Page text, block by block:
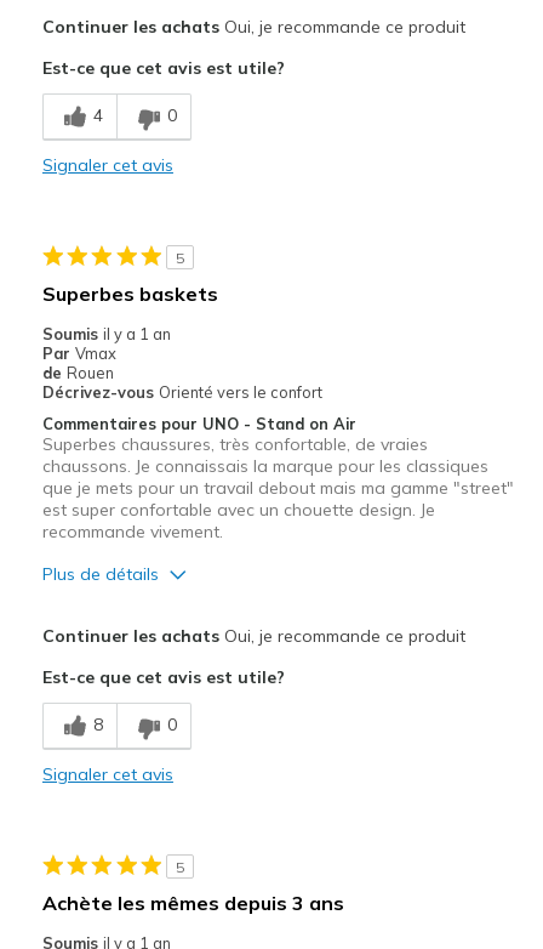
Breathe Well
Comfortable
Les meilleures utilisations
Going Out
Width
Feels true to width
Sizing
Feels true to size
View On Shoes
Shoes are for Wearing
Continuer les achatsOui, je recommande ce produit
Est-ce que cet avis est utile?
4 0
Signaler cet avis
5
Superbes baskets
Soumis il y a 1 an
Par Vmax
de Rouen
Décrivez-vous Orienté vers le confort
Commentaires pour UNO - Stand on Air
Superbes chaussures, très confortable, de vraies
chaussons. Je connaissais la marque pour les classiques
que je mets pour un travail debout mais ma gamme "street"
est super confortable avec un chouette design. Je
recommande vivement.
Plus de détails
Entrée et sortie faciles
Respire bien
Quotidien
Taille
Continuer les achatsOui, je recommande ce produit
Est-ce que cet avis est utile?
8 0
Signaler cet avis
5
Achète les mêmes depuis 3 ans
Soumis il y a 1 an